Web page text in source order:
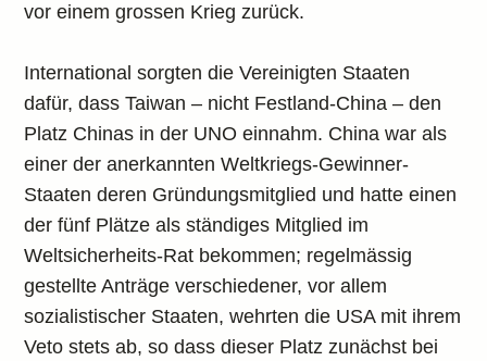
vor einem grossen Krieg zurück.
International sorgten die Vereinigten Staaten
dafür, dass Taiwan – nicht Festland-China – den
Platz Chinas in der UNO einnahm. China war als
einer der anerkannten Weltkriegs-Gewinner-
Staaten deren Gründungsmitglied und hatte einen
der fünf Plätze als ständiges Mitglied im
Weltsicherheits-Rat bekommen; regelmässig
gestellte Anträge verschiedener, vor allem
sozialistischer Staaten, wehrten die USA mit ihrem
Veto stets ab, so dass dieser Platz zunächst bei